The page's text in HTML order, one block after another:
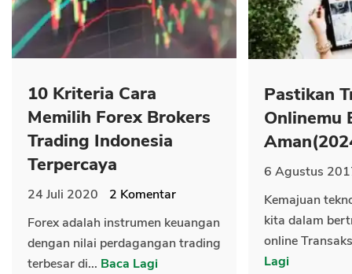
10 Kriteria Cara
Memilih Forex Brokers
Trading Indonesia
Terpercaya
24 Juli 2020 2 Komentar
Forex adalah instrumen keuangan
dengan nilai perdagangan trading
terbesar di... Baca Lagi
Pastikan
Onlinemu
6 Agustus
Kemajuan
kita dalam
online
Lagi